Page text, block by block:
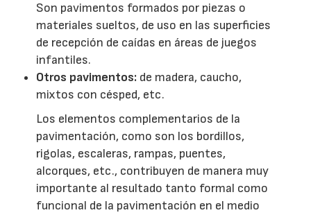
Son pavimentos formados por piezas o
materiales sueltos, de uso en las superficies
de recepción de caídas en áreas de juegos
infantiles.
Otros pavimentos: de madera, caucho,
mixtos con césped, etc.
Los elementos complementarios de la
pavimentación, como son los bordillos,
rigolas, escaleras, rampas, puentes,
alcorques, etc., contribuyen de manera muy
importante al resultado tanto formal como
funcional de la pavimentación en el medio